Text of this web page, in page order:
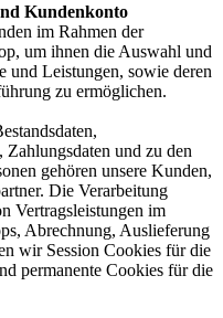
Kundenkonto
im Rahmen der
um ihnen die Auswahl und
und Leistungen, sowie deren
zu ermöglichen.
und zu den
gehören unsere Kunden,
Die Verarbeitung
Vertragsleistungen im
Abrechnung, Auslieferung
wir Session Cookies für die
permanente Cookies für die